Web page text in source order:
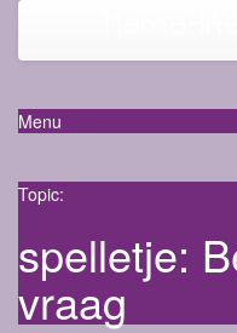
Menu
Topic:
spelletje:
vraag